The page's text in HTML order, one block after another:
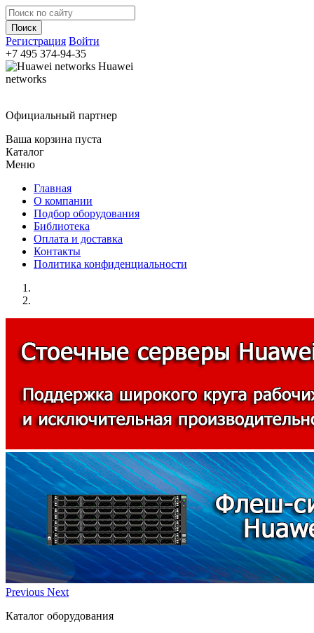
Регистрация Войти
+7 495 374-94-35
Huawei
networks
Официальный партнер
Ваша корзина пуста
Каталог
Меню
Главная
О компании
Подбор оборудования
Библиотека
Оплата и доставка
Контакты
Политика конфиденциальности
Previous Next
Каталог оборудования